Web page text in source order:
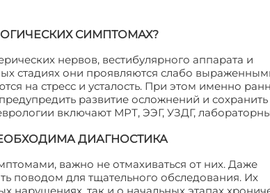
СИМПТОМАХ?
нервов, вестибулярного аппарата и
стадиях они проявляются слабо
на стресс и усталость. При этом именно
развитие осложнений и сохранить
включают МРТ, ЭЭГ, УЗДГ,
ДИАГНОСТИКА
важно не отмахиваться от них. Даже
поводом для тщательного обследования. Их